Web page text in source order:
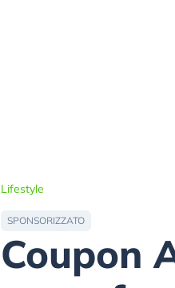
Lifestyle
SPONSORIZZATO
Coupon